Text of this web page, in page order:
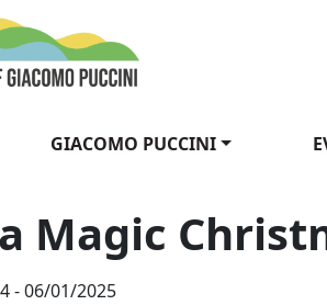
GIACOMO PUCCINI
Magic
- 06/01/2025